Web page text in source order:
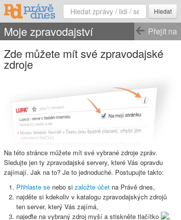
Hledat
Přejít na
Moje zpravodajství
Zde můžete mít své zpravodajské
zdroje
Na této stránce můžete mít své vybrané zdroje zpráv.
Sledujte jen ty zpravodajské servery, které Vás opravdu
zajímají. Jak na to? Je to jednoduché. Postupujte takto:
Přihlaste se nebo si založte účet na Právě dnes,
najděte si kdekoliv v katalogu zpravodajských zdrojů
ten server, který Vás zajímá,
najeďte na vybraný zdroj myší a stiskněte tlačítko ,